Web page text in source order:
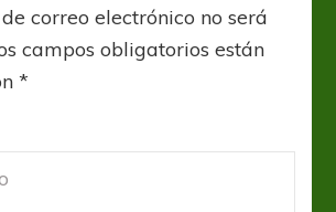
correo electrónico no será
campos obligatorios están
*